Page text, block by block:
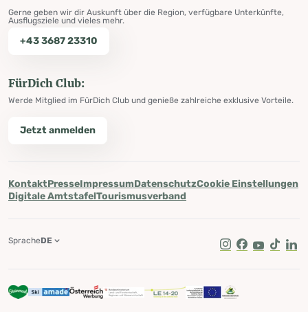
Gerne geben wir dir Auskunft über die Region, verfügbare Unterkünfte,
Ausflugsziele und vieles mehr.
+43 3687 23310
FürDich Club:
Werde Mitglied im FürDich Club und genieße zahlreiche exklusive Vorteile.
Jetzt anmelden
KontaktPresseImpressumDatenschutzCookie Einstellungen
Digitale AmtstafelTourismusverband
Instagram
Facebook
Youtube
Tik Tok
SpracheDE